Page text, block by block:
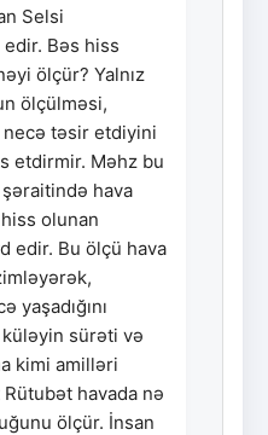
Selsi
edir. Bəs hiss
ölçür? Yalnız
ölçülməsi,
necə təsir etdiyini
etdirmir. Məhz bu
hava
olunan
edir. Bu ölçü hava
yaşadığını
sürəti və
kimi amilləri
havada nə
ölçür. İnsan